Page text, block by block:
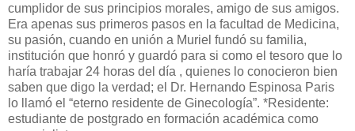
cumplidor de sus principios morales, amigo de sus amigos.
Era apenas sus primeros pasos en la facultad de Medicina,
su pasión, cuando en unión a Muriel fundó su familia,
institución que honró y guardó para si como el tesoro que lo
haría trabajar 24 horas del día , quienes lo conocieron bien
saben que digo la verdad; el Dr. Hernando Espinosa Paris
lo llamó el “eterno residente de Ginecología”. *Residente:
estudiante de postgrado en formación académica como